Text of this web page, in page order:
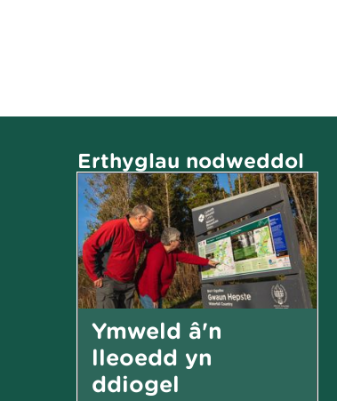
Erthyglau nodweddol
Ymweld â'n
lleoedd yn
ddiogel